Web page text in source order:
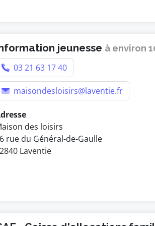
jeunesse à environ
03 21 63 17 40
maisondesloisirs@laventie.fr
des loisirs
rue du Général-de-Gaulle
Laventie